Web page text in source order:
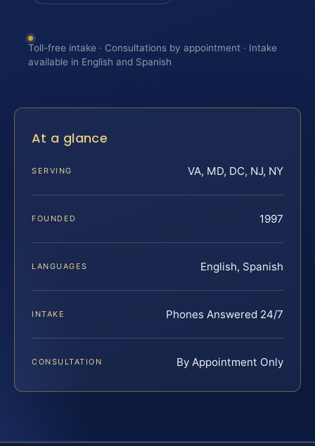
Toll-free intake · Consultations by appointment · Intake
available in English and Spanish
At a glance
SERVING VA, MD, DC, NJ, NY
FOUNDED 1997
LANGUAGES English, Spanish
INTAKE Phones Answered 24/7
CONSULTATION By Appointment Only